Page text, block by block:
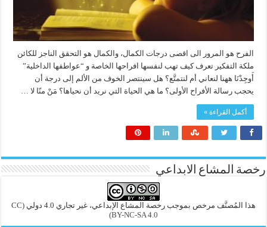
الفرح هو المرور الى اقصى درجات الكمال، والكمال هو التحقق الناجز للكائن
ملكة التفكير تعرف كيف تهب لنفسها افراحها الخاصة و “عواطفها الداخلية”
أَوجِدْنَا ههنا لنعاني أم لنتمتَّع؟ هل سينتصر الخوف من الألم إلى درجة أن
يحجب رسالة الأفراح الأولى؟ ما هي الحياة التي نريد أن نحياها؟ مَنْ منّا لا …
أكمل القراءة »
رخصة المشاع الابداعي
هذا المُصنَّف مرخص بموجب رخصة المشاع الإبداعي، غير تجاري 4.0 دولي
(CC
BY-NC-SA 4.0)